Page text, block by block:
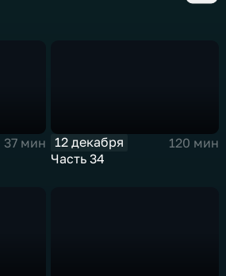
37 мин
12 декабря
120 мин
Часть 34